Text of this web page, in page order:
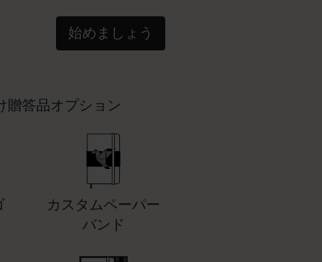
始めましょう
贈答品オプション
カスタムペーパー
バンド